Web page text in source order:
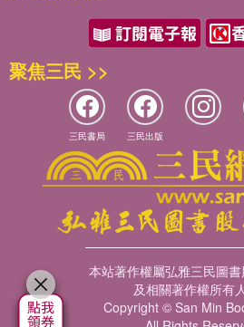
聚焦三民 >>
三民書局 三民出版
本站著作權屬弘雅三民圖
及相關著作權所有
Copyright © San Min